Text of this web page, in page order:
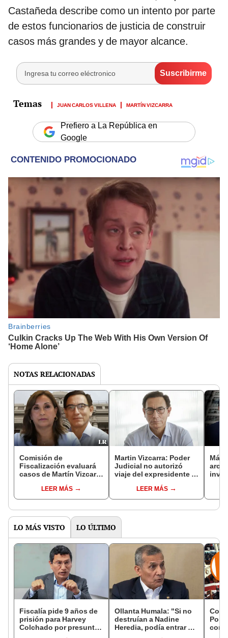
Castañeda describe como un intento por parte
de estos funcionarios de justicia de construir
casos más grandes y de mayor alcance.
JUAN CARLOS VILLENA MARTÍN VIZCARRA
Prefiero a La República en
Google
NOTAS RELACIONADAS
Comisión de
Fiscalización evaluará
casos de Martín Vizcarra
LEER MÁS
Martin Vizcarra: Poder
Judicial no autorizó
viaje del expresidente a
LEER MÁS
de
LO MÁS VISTO LO ÚLTIMO
Fiscalía pide 9 años de
prisión para Harvey
Colchado por presunta
Ollanta Humala: "Si no
destruían a Nadine
Heredia, podía entrar en